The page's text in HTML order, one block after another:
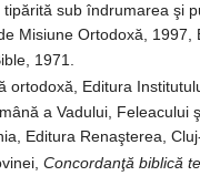
sub îndrumarea şi
Misiune Ortodoxă, 1997,
1971.
ortodoxă, Editura
a Vadului, Feleacului
Editura Renaşterea,
Concordanţă biblică